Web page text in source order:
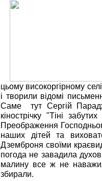
цьому високоргірному
і творили відомі
Саме тут Сергій
кінострічку "Тіні
Преображення
наших дітей та
Дземброня своїми
погода не завадила
малину все ж не
збирали.